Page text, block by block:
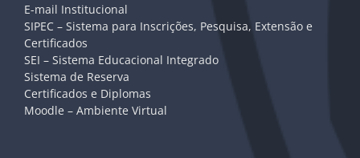
E-mail Institucional
SIPEC – Sistema para Inscrições, Pesquisa, Extensão e
Certificados
SEI – Sistema Educacional Integrado
Sistema de Reserva
Certificados e Diplomas
Moodle – Ambiente Virtual